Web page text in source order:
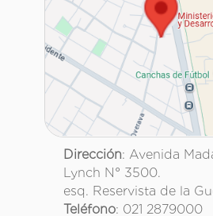
Dirección: Avenida
Lynch N° 3500.
esq. Reservista de la
Teléfono: 021 2879000